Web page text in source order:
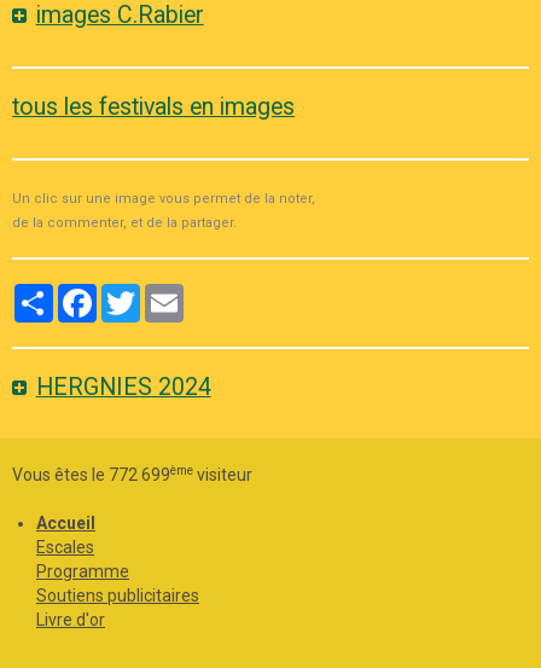
images C.Rabier
tous les festivals en images
Un clic sur une image vous permet de la noter,
de la commenter, et de la partager.
PartagerFacebook
Twitter
HERGNIES 2024
Vous êtes le 772 699ème visiteur
Accueil
Escales
Programme
Soutiens publicitaires
Livre d'or